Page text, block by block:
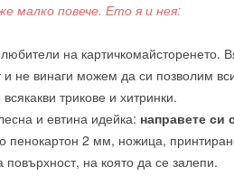
малко повече. Ето я и нея:
на картичкомайсторенето.
не винаги можем да си позволим
трикове и хитринки.
и евтина идейка: направете си
пенокартон 2 мм, ножица,
на която да се залепи.